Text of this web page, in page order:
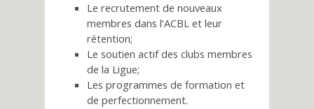
Le recrutement de nouveaux
membres dans l’ACBL et leur
rétention;
Le soutien actif des clubs membres
de la Ligue;
Les programmes de formation et
de perfectionnement.